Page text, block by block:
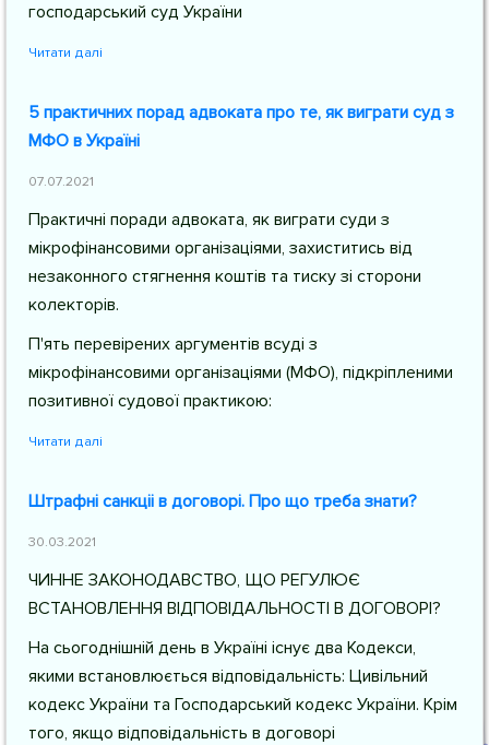
господарський суд України
Читати далі
5 практичних порад адвоката про те, як виграти суд з
МФО в Україні
07.07.2021
Практичні поради адвоката, як виграти суди з
мікрофінансовими організаціями, захиститись від
незаконного стягнення коштів та тиску зі сторони
колекторів.
П'ять перевірених аргументів всуді з
мікрофінансовими організаціями (МФО), підкріпленими
позитивної судової практикою:
Читати далі
Штрафні санкціі в договорі. Про що треба знати?
30.03.2021
ЧИННЕ ЗАКОНОДАВСТВО, ЩО РЕГУЛЮЄ
ВСТАНОВЛЕННЯ ВІДПОВІДАЛЬНОСТІ В ДОГОВОРІ?
На сьогоднішній день в Україні існує два Кодекси,
якими встановлюється відповідальність: Цивільний
кодекс України та Господарський кодекс України. Крім
того, якщо відповідальність в договорі